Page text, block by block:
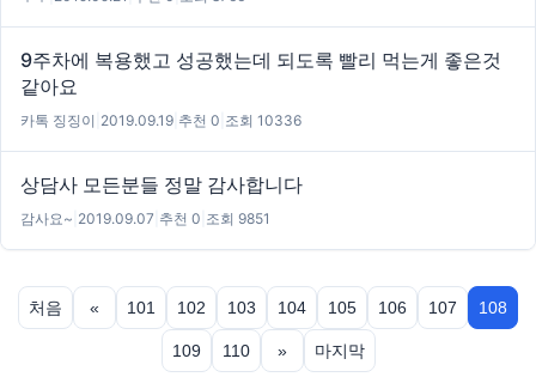
9주차에 복용했고 성공했는데 되도록 빨리 먹는게 좋은것
같아요
카톡 징징이 2019.09.19 추천 0 조회 10336
상담사 모든분들 정말 감사합니다
감사요~ 2019.09.07 추천 0 조회 9851
처음 « 101 102 103 104 105 106 107 108
109 110 » 마지막